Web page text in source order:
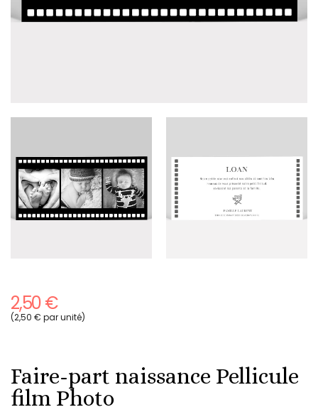
2,50 €
(2,50 € par unité)
Faire-part naissance Pellicule
film Photo